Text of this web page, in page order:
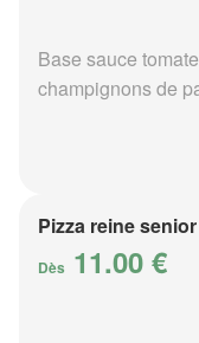
Base sauce
champignons de
Pizza reine senior
Dès 11.00 €